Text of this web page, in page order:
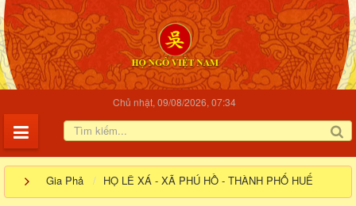
Chủ nhật, 09/08/2026, 07:34
Gia Phả HỌ LÊ XÁ - XÃ PHÚ HỒ - THÀNH PHỐ HUẾ